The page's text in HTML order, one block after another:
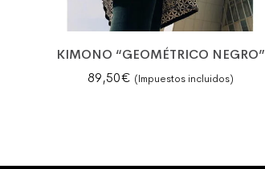
KIMONO “GEOMÉTRICO NEGRO”
89,50€ (Impuestos incluidos)